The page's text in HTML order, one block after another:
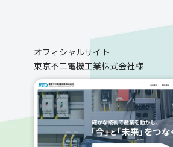
オフィシャルサイト
東京不二電機工業株式会社様